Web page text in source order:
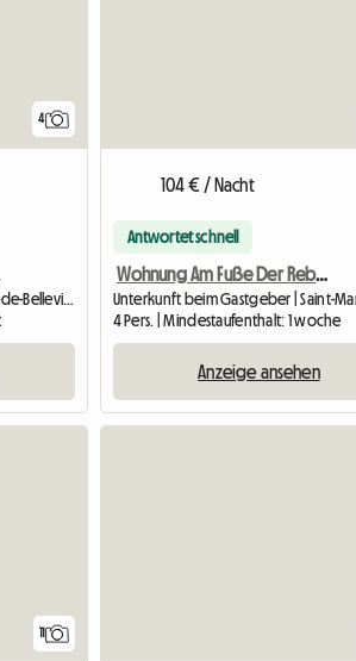
4
Gesamte Unterkunft | Saint-Martin-de-Belleville (73440)
104 € / Nacht
Antwortet schnell
Wohnung Am Fuße Der Reberty-Pisten
4 Pers. | Mindestaufenthalt: 1 woche
Anzeige ansehen
11